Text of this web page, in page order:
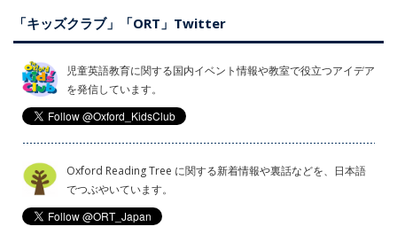
「キッズクラブ」「ORT」Twitter
児童英語教育に関する国内イベント情報や教室で役立つアイデア
を発信しています。
Oxford Reading Tree に関する新着情報や裏話などを、日本語
でつぶやいています。